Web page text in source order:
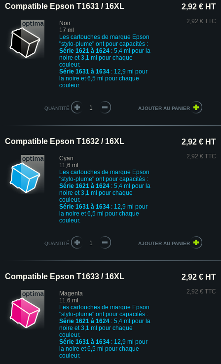
Compatible Epson T1631 / 16XL
Noir
17 ml
Les cartouches de marque Epson
"stylo-plume" ont pour capacités :
Série 1621 à 1624 : 5,4 ml pour la
noire et 3,1 ml pour chaque
couleur.
Série 1631 à 1634 : 12,9 ml pour
la noire et 6,5 ml pour chaque
couleur.
2,92 € HT
2,92 € TTC
QUANTITÉ
Compatible Epson T1632 / 16XL
Cyan
11,6 ml
Les cartouches de marque Epson
"stylo-plume" ont pour capacités :
Série 1621 à 1624 : 5,4 ml pour la
noire et 3,1 ml pour chaque
couleur.
Série 1631 à 1634 : 12,9 ml pour
la noire et 6,5 ml pour chaque
couleur.
2,92 € HT
2,92 € TTC
QUANTITÉ
Compatible Epson T1633 / 16XL
Magenta
11.6 ml
Les cartouches de marque Epson
"stylo-plume" ont pour capacités :
Série 1621 à 1624 : 5,4 ml pour la
noire et 3,1 ml pour chaque
couleur.
Série 1631 à 1634 : 12,9 ml pour
la noire et 6,5 ml pour chaque
couleur.
2,92 € HT
2,92 € TTC